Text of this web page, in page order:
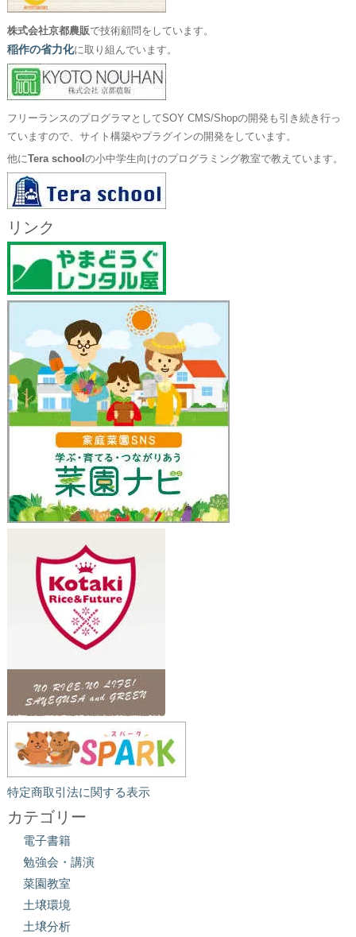
株式会社京都農販で技術顧問をしています。
稲作の省力化に取り組んでいます。
フリーランスのプログラマとしてSOY CMS/Shopの開発も引き続き行っ
ていますので、サイト構築やプラグインの開発をしています。
他にTera school の小中学生向けのプログラミング教室で教えています。
リンク
特定商取引法に関する表示
カテゴリー
電子書籍
勉強会・講演
菜園教室
土壌環境
土壌分析